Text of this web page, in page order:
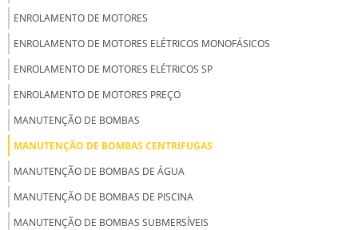
ENROLAMENTO DE MOTORES
ENROLAMENTO DE MOTORES ELÉTRICOS MONOFÁSICOS
ENROLAMENTO DE MOTORES ELÉTRICOS SP
ENROLAMENTO DE MOTORES PREÇO
MANUTENÇÃO DE BOMBAS
MANUTENÇÃO DE BOMBAS CENTRIFUGAS
MANUTENÇÃO DE BOMBAS DE ÁGUA
MANUTENÇÃO DE BOMBAS DE PISCINA
MANUTENÇÃO DE BOMBAS SUBMERSÍVEIS